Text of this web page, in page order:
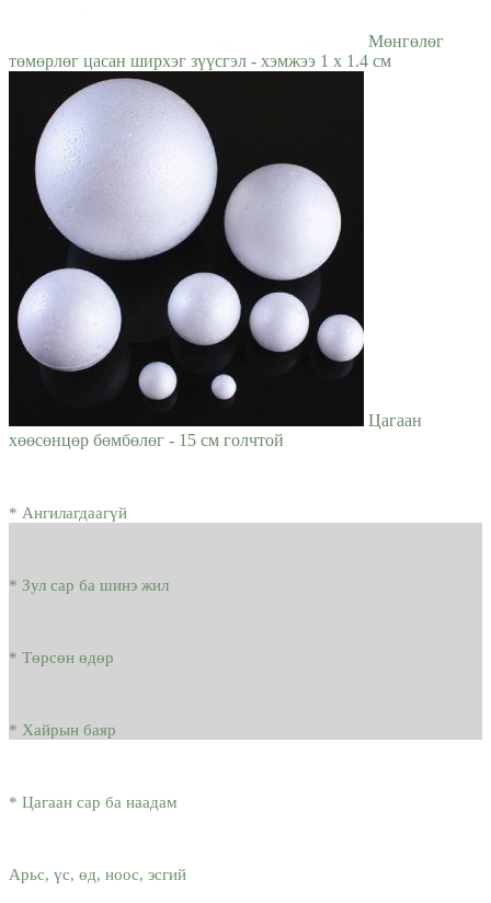
Мөнгөлөг
төмөрлөг цасан ширхэг зүүсгэл - хэмжээ 1 x 1.4 см
Цагаан
хөөсөнцөр бөмбөлөг - 15 см голчтой
* Ангилагдаагүй
* Зул сар ба шинэ жил
* Төрсөн өдөр
* Хайрын баяр
* Цагаан сар ба наадам
Арьс, үс, өд, ноос, эсгий